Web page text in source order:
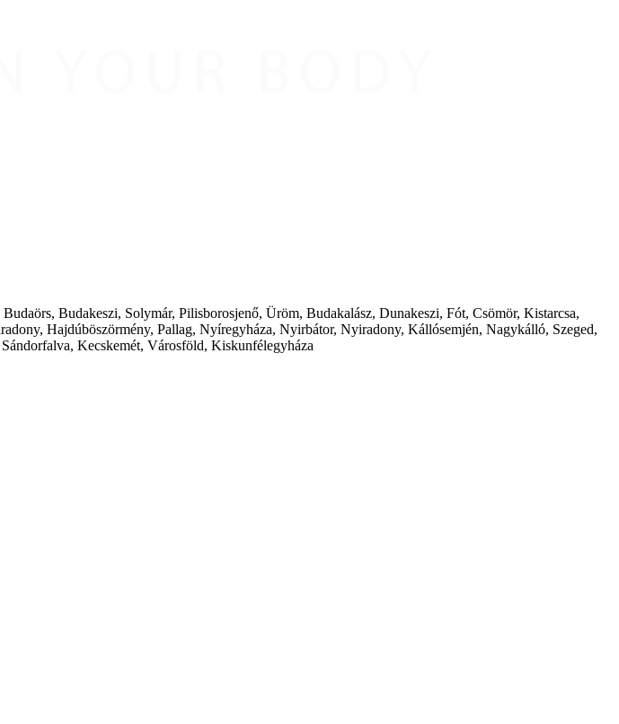
Budakeszi, Solymár, Pilisborosjenő, Üröm, Budakalász, Dunakeszi, Fót, Csömör, Kistarcsa,
Hajdúböszörmény, Pallag, Nyíregyháza, Nyirbátor, Nyiradony, Kállósemjén, Nagykálló, Szeged,
Kecskemét, Városföld, Kiskunfélegyháza